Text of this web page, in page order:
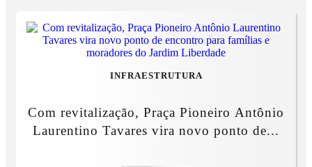
INFRAESTRUTURA
Com revitalização, Praça Pioneiro Antônio
Laurentino Tavares vira novo ponto de...